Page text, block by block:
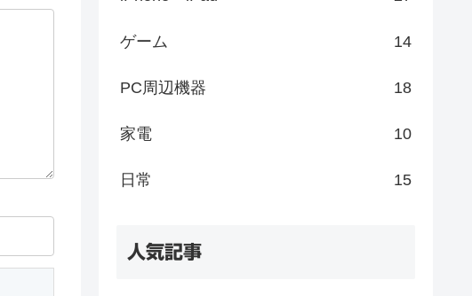
ゲーム 14
PC周辺機器 18
家電 10
日常 15
人気記事